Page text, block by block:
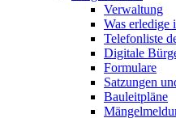
Verwaltung
Was erledige
Telefonliste
Digitale
Formulare
Satzungen
Bauleitpläne